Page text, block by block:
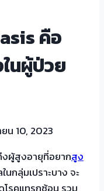
คือ
ในผู้ป่วย
น 10, 2023
งผู้สูงอายุที่อยากสูง
กลุ่มเปราะบาง จะ